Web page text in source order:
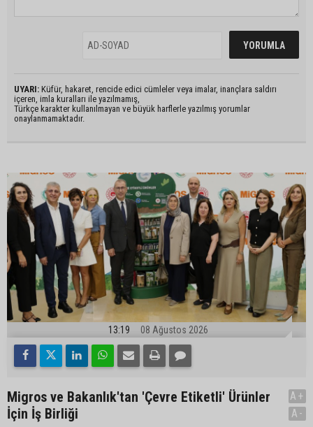
UYARI: Küfür, hakaret, rencide edici cümleler veya imalar, inançlara saldırı
içeren, imla kuralları ile yazılmamış,
Türkçe karakter kullanılmayan ve büyük harflerle yazılmış yorumlar
onaylanmamaktadır.
13:19 08 Ağustos 2026
Migros ve Bakanlık'tan 'Çevre Etiketli' Ürünler
İçin İş Birliği
A+
A-